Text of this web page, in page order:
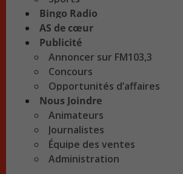
Bingo Radio
AS de cœur
Publicité
Annoncer sur FM103,3
Concours
Opportunités d’affaires
Nous Joindre
Animateurs
Journalistes
Équipe des ventes
Administration